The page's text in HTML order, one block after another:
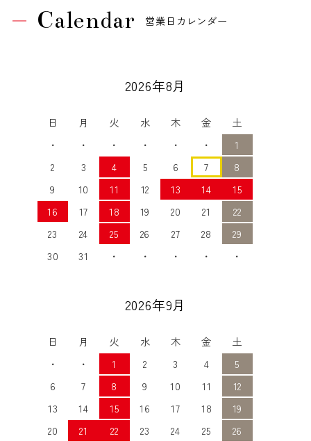
Calendar 営業日カレンダー
2026年8月
日 月 火 水 木 金
土
・
・ ・ ・ ・ ・
1
2
3 4 5 6 7
8
9
10 11 12 13 14
15
16
17 18 19 20 21
22
23
24 25 26 27 28
29
30
31 ・ ・ ・ ・ ・
2026年9月
日 月 火 水 木 金
土
・
・ 1 2 3 4
5
6
7 8 9 10 11
12
13
14 15 16 17 18
19
20
21 22 23 24 25
26